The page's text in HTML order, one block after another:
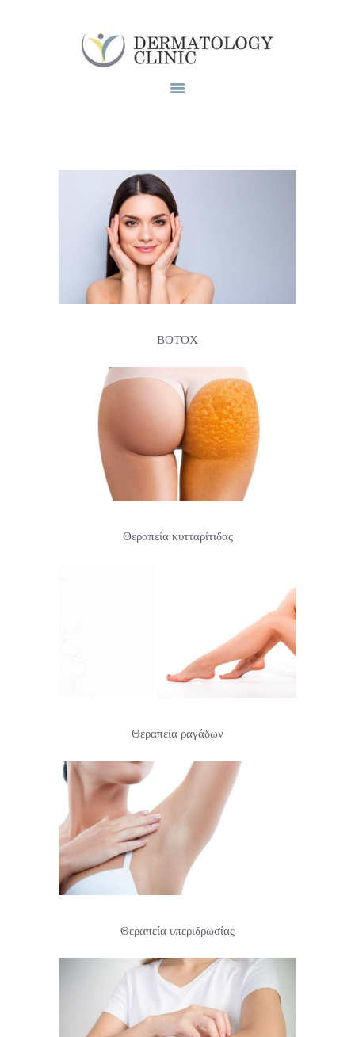
Το ιατρειο
BOTOX
Θεραπεία κυτταρίτιδας
Θεραπεία ραγάδων
Θεραπεία υπεριδρωσίας